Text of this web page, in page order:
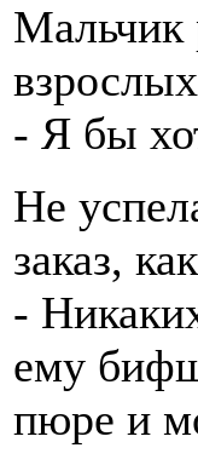
Мальчик
- Я бы
Не
заказ,
-
ему
пюре и